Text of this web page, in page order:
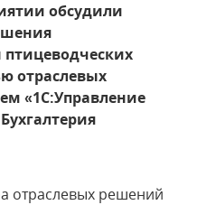
обсудили
отраслевых
«1С:Управление
отраслевых решений